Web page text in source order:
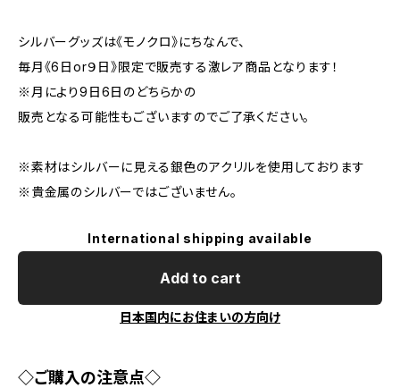
シルバーグッズは《モノクロ》にちなんで、
毎月《6日or９日》限定で販売する激レア商品となります！
※月により9日6日のどちらかの
販売となる可能性もございますのでご了承ください。
※素材はシルバーに見える銀色のアクリルを使用しております
※貴金属のシルバーではございません。
International shipping available
Add to cart
日本国内にお住まいの方向け
◇ご購入の注意点◇